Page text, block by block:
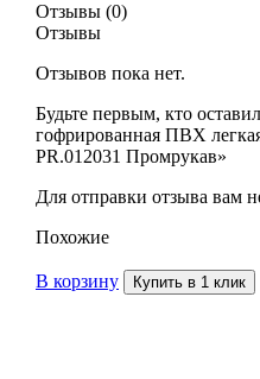
Отзывы (0)
Отзывы
Отзывов пока нет.
Будьте первым, кто
гофрированная ПВХ
PR.012031 Промрукав»
Для отправки отзыва вам
Похожие
В корзину Купить в 1 клик